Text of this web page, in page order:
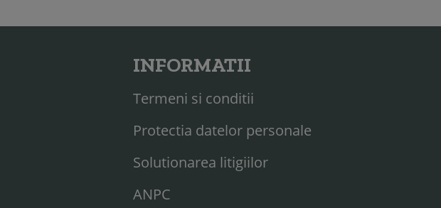
INFORMATII
Termeni si conditii
Protectia datelor personale
Solutionarea litigiilor
ANPC